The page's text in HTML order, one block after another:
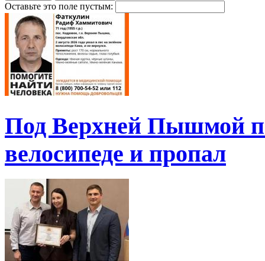
Оставьте это поле пустым:
Под Верхней Пышмой
велосипеде и пропал